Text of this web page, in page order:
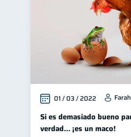
01 / 03 / 2022
Si es demasiado bueno
verdad… ¡es un maco!